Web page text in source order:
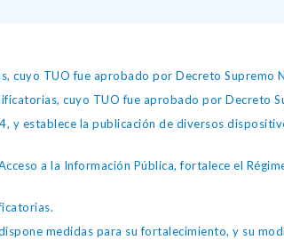
cuyo TUO fue aprobado por Decreto Supremo
cuyo TUO fue aprobado por Decreto
y establece la publicación de diversos
a la Información Pública, fortalece el
medidas para su fortalecimiento, y su